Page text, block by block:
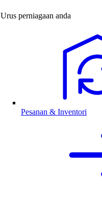
Urus perniagaan anda
Pesanan & Inventori